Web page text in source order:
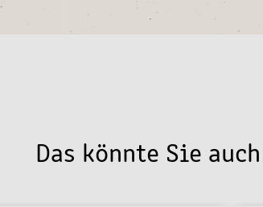
Das könnte Sie